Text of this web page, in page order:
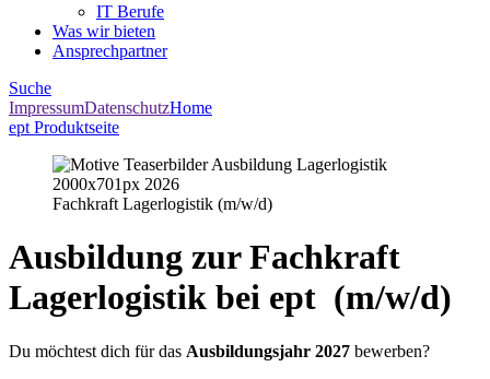
IT Berufe
Was wir bieten
Ansprechpartner
Suche
ImpressumDatenschutzHome
ept Produktseite
Fachkraft Lagerlogistik (m/w/d)
Ausbildung zur Fachkraft
Lagerlogistik bei ept (m/w/d)
Du möchtest dich für das Ausbildungsjahr 2027 bewerben?